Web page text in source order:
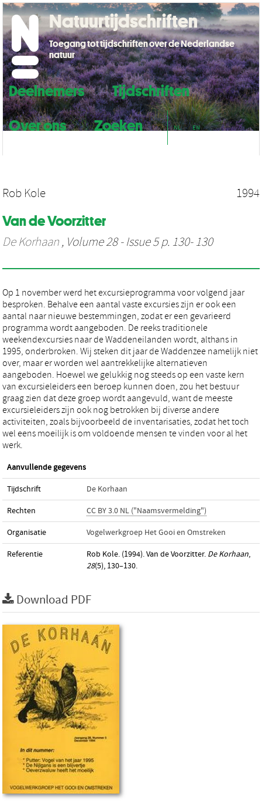
Deelnemers
Tijdschriften
Over ons
Zoeken NL EN
Natuurtijdschriften
Toegang tot tijdschriften over de Nederlandse
natuur
Rob Kole 1994
Van de Voorzitter
De Korhaan , Volume 28 - Issue 5 p. 130- 130
Op 1 november werd het excursieprogramma voor volgend jaar
besproken. Behalve een aantal vaste excursies zijn er ook een
aantal naar nieuwe bestemmingen, zodat er een gevarieerd
programma wordt aangeboden. De reeks traditionele
weekendexcursies naar de Waddeneilanden wordt, althans in
1995, onderbroken. Wij steken dit jaar de Waddenzee namelijk niet
over, maar er worden wel aantrekkelijke alternatieven
aangeboden. Hoewel we gelukkig nog steeds op een vaste kern
van excursieleiders een beroep kunnen doen, zou het bestuur
graag zien dat deze groep wordt aangevuld, want de meeste
excursieleiders zijn ook nog betrokken bij diverse andere
activiteiten, zoals bijvoorbeeld de inventarisaties, zodat het toch
wel eens moeilijk is om voldoende mensen te vinden voor al het
werk.
Aanvullende gegevens
Tijdschrift De Korhaan
Rechten CC BY 3.0 NL ("Naamsvermelding")
Organisatie Vogelwerkgroep Het Gooi en Omstreken
Referentie Rob Kole. (1994). Van de Voorzitter. De Korhaan,
28(5), 130–130.
Download PDF